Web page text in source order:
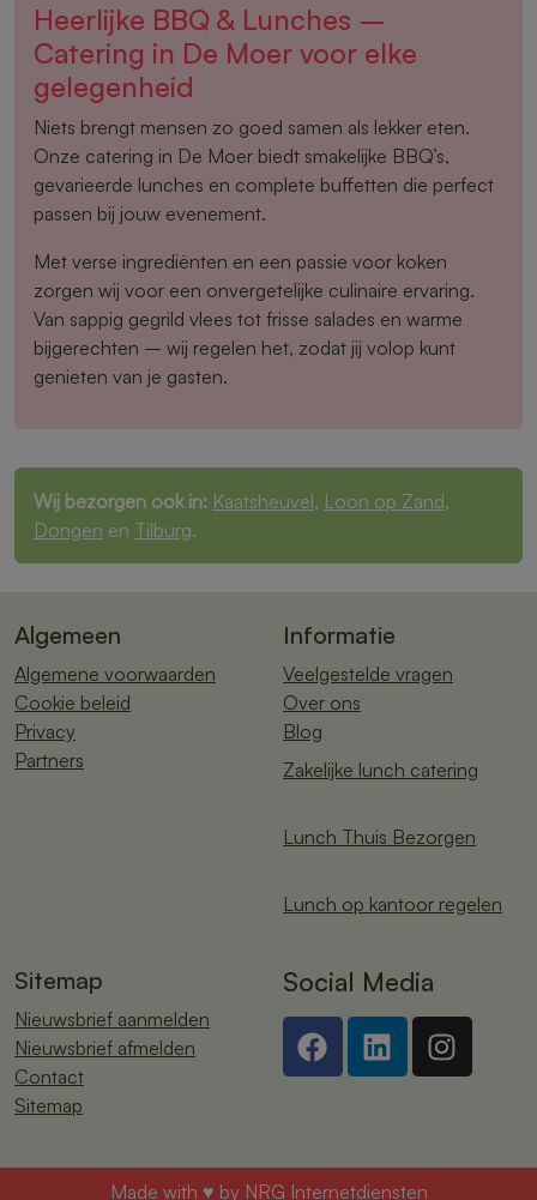
Heerlijke BBQ & Lunches –
Catering in De Moer voor elke
gelegenheid
Niets brengt mensen zo goed samen als lekker eten.
Onze catering in De Moer biedt smakelijke BBQ’s,
gevarieerde lunches en complete buffetten die perfect
passen bij jouw evenement.
Met verse ingrediënten en een passie voor koken
zorgen wij voor een onvergetelijke culinaire ervaring.
Van sappig gegrild vlees tot frisse salades en warme
bijgerechten – wij regelen het, zodat jij volop kunt
genieten van je gasten.
Wij bezorgen ook in: Kaatsheuvel, Loon op Zand,
Dongen en Tilburg.
Algemeen
Algemene voorwaarden
Cookie beleid
Privacy
Partners
Informatie
Veelgestelde vragen
Over ons
Blog
Zakelijke lunch catering
Lunch Thuis Bezorgen
Lunch op kantoor regelen
Sitemap
Nieuwsbrief aanmelden
Nieuwsbrief afmelden
Contact
Sitemap
Social Media
Made with ♥ by NRG Internetdiensten